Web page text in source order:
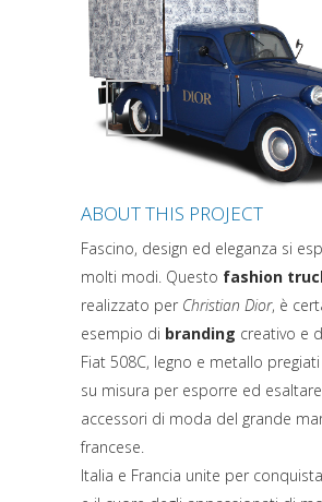
Attiva comando
ABOUT THIS PROJECT
Fascino, design ed eleganza si
molti modi. Questo fashion
realizzato per Christian Dior, è
esempio di branding creativo e
Fiat 508C, legno e metallo
su misura per esporre ed
accessori di moda del grande
francese.
Italia e Francia unite per